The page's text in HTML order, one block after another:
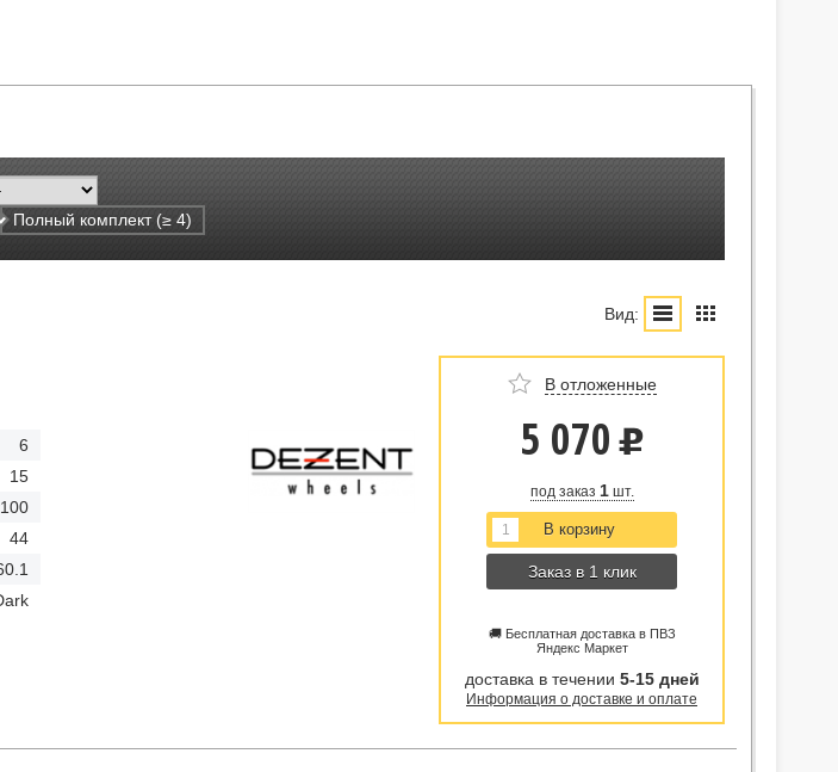
Полный комплект (≥ 4)
Вид:
6
15
44
В отложенные
5 070 u
под заказ 1шт.
Заказ в 1 клик
🚚 Бесплатная доставка в ПВЗ
Яндекс Маркет
доставка в течении 5-15 дней
Информация о доставке и оплате